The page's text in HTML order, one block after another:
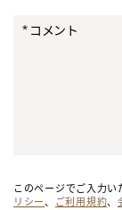
コメント
このページでご入力
リシー、 ご利用規約、